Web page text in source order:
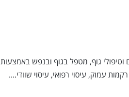
וטיפולי גוף, מטפל בגוף ובנפש באמצעות
עמוק, עיסוי רפואי, עיסוי שוודי....